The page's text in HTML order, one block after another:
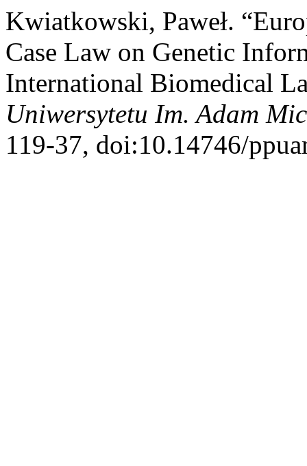
Kwiatkowski, Paweł.
Case Law on Genetic
International Biomedical
Uniwersytetu Im. Adam
119-37, doi:10.14746/